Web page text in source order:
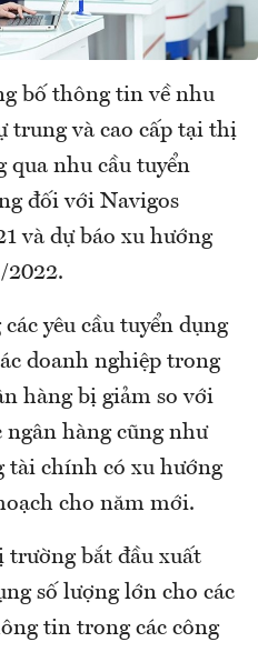
bố thông tin về nhu
trung và cao cấp tại thị
nhu cầu tuyển
đối với Navigos
và dự báo xu hướng
2022.
yêu cầu tuyển dụng
doanh nghiệp trong
hàng bị giảm so với
ngân hàng cũng như
tài chính có xu hướng
cho năm mới.
trường bắt đầu xuất
số lượng lớn cho các
tin trong các công